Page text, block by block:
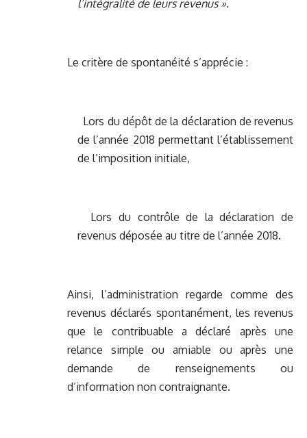
l’intégralité de leurs revenus ».
Le critère de spontanéité s’apprécie :
Lors du dépôt de la déclaration de revenus
de l’année 2018 permettant l’établissement
de l’imposition initiale,
Lors du contrôle de la déclaration de
revenus déposée au titre de l’année 2018.
Ainsi, l’administration regarde comme des
revenus déclarés spontanément, les revenus
que le contribuable a déclaré après une
relance simple ou amiable ou après une
demande de renseignements ou
d’information non contraignante.